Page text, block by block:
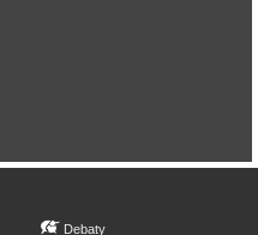
Debaty